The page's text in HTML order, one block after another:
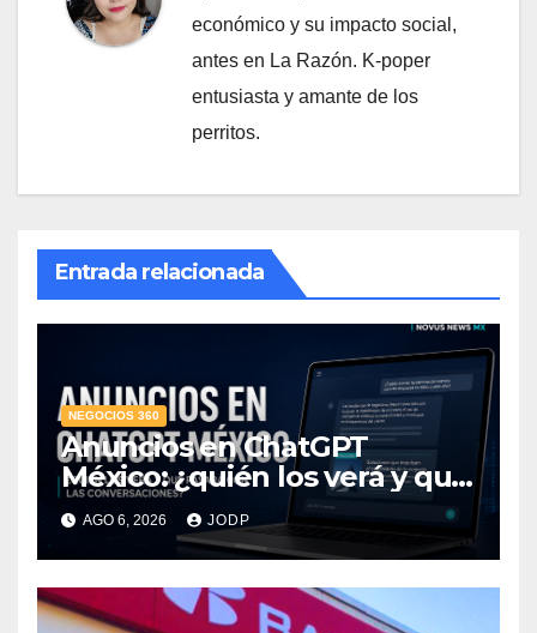
económico y su impacto social,
antes en La Razón. K-poper
entusiasta y amante de los
perritos.
Entrada relacionada
NEGOCIOS 360
Anuncios en ChatGPT
México: ¿quién los verá y qué
pasará con las
conversaciones?
AGO 6, 2026 JODP